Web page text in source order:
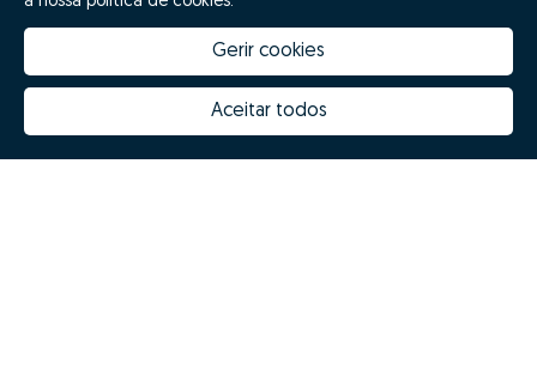
Gerir cookies
Aceitar todos